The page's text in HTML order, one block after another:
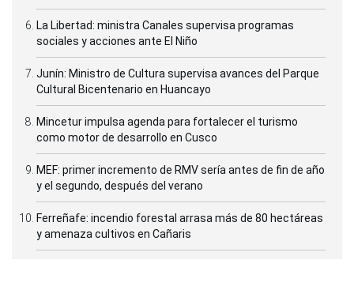
La Libertad: ministra Canales supervisa programas
sociales y acciones ante El Niño
Junín: Ministro de Cultura supervisa avances del Parque
Cultural Bicentenario en Huancayo
Mincetur impulsa agenda para fortalecer el turismo
como motor de desarrollo en Cusco
MEF: primer incremento de RMV sería antes de fin de año
y el segundo, después del verano
Ferreñafe: incendio forestal arrasa más de 80 hectáreas
y amenaza cultivos en Cañaris